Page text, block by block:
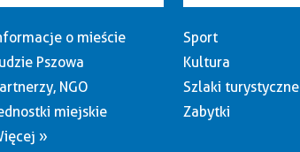
o mieście
Pszowa
NGO
miejskie
»
Sport
Kultura
Szlaki turystyczne
Zabytki